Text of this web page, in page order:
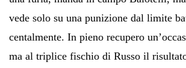
vede solo su una punizione dal limite
centalmente. In pieno recupero
ma al triplice fischio di Russo il